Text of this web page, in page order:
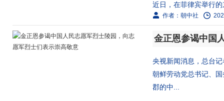
近日，在菲律宾举行
作者：朝中社
央视新闻消息，总台
朝鲜劳动党总书记、
郡的中...